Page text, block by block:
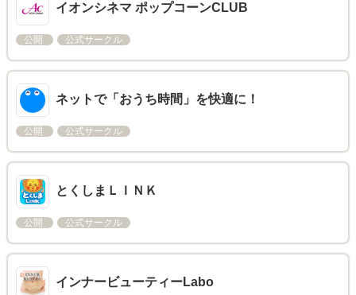
イオンシネマ ポップコーンCLUB
公開 公式サークル
ネットで「おうち時間」を快適に！
公開 公式サークル
とくしまＬＩＮＫ
公開 公式サークル
インナービューティーLabo